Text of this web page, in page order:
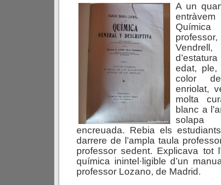
A un
edat,
color
enriolat,
molta
blanc a
solapa
encreuada. Rebia els
darrere de l’ampla taula
professor sedent. Explicava tot
química inintel·ligible d’un
professor Lozano, de Madrid.